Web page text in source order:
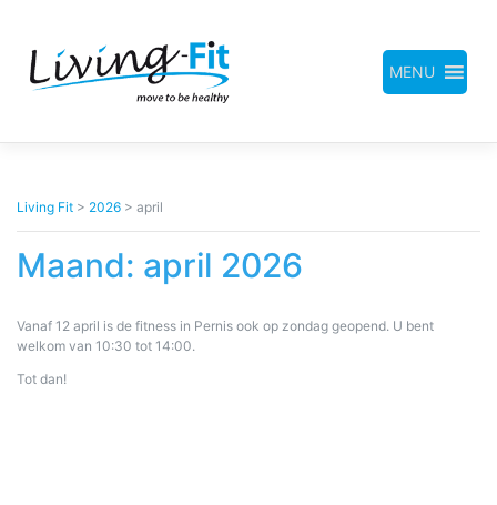
inhoud
MENU
Living Fit > 2026 > april
Maand: april 2026
Vanaf 12 april is de fitness in Pernis ook op zondag geopend. U bent
welkom van 10:30 tot 14:00.
Tot dan!